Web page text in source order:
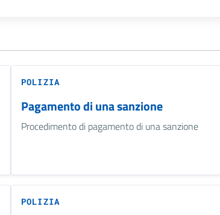
POLIZIA
Pagamento di una sanzione
Procedimento di pagamento di una sanzione
POLIZIA